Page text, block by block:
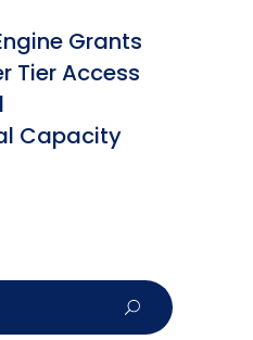
Grants
Tier Access
Capacity